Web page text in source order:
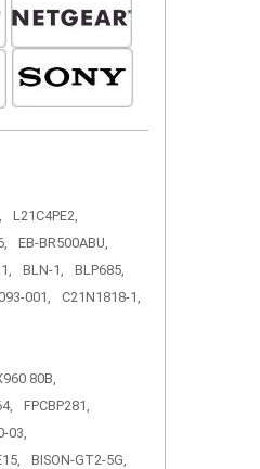
L21C4PE2,
EB-BR500ABU,
BLN-1,
BLP685,
001,
C21N1818-1,
80B,
FPCBP281,
03,
BISON-GT2-5G,